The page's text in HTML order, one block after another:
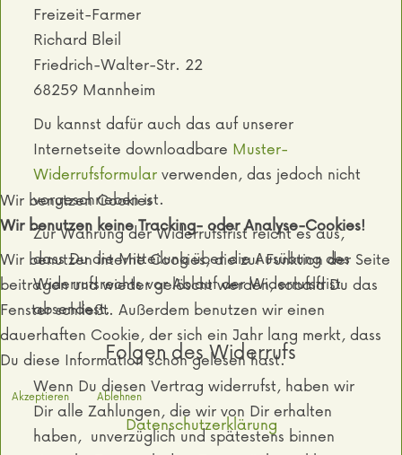
Freizeit-Farmer
Richard Bleil
Friedrich-Walter-Str. 22
68259 Mannheim
Du kannst dafür auch das auf unserer
Internetseite downloadbare Muster-
Widerrufsformularverwenden, das jedoch nicht
vorgeschrieben ist.
Zur Wahrung der Widerrufsfrist reicht es aus,
dass Du die Mitteilung über die Ausübung des
Widerrufsrechts vor Ablauf der Widerrufsfrist
absendest.
Folgen des Widerrufs
Wenn Du diesen Vertrag widerrufst, haben wir
Dir alle Zahlungen, die wir von Dir erhalten
haben, unverzüglich und spätestens binnen
Wir benutzen Cookies
Wir benutzen keine Tracking- oder Analyse-Cookies!
Wir benutzen interne Cookies, die zur Funktion der Seite
beitragen und wieder gelöscht werden, sobald Du das
Fenster schließt. Außerdem benutzen wir einen
dauerhaften Cookie, der sich ein Jahr lang merkt, dass
Du diese Information schon gelesen hast.
Akzeptieren Ablehnen
Datenschutzerklärung